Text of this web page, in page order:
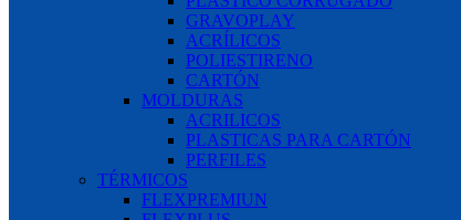
GRAVOPLAY
ACRÍLICOS
POLIESTIRENO
CARTÓN
MOLDURAS
ACRILICOS
PLASTICAS PARA CARTÓN
PERFILES
TÉRMICOS
FLEXPREMIUN